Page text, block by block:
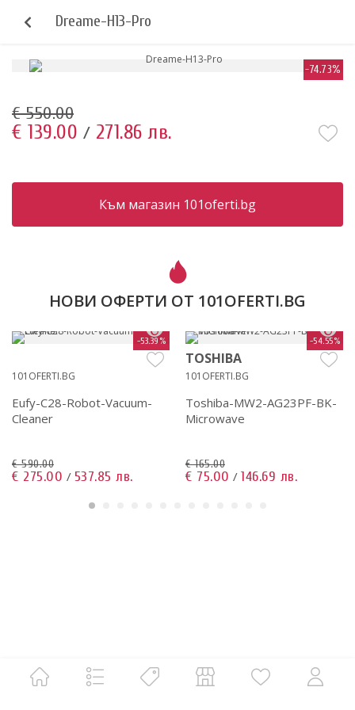
-74.73%
Dreame-H13-Pro
€ 550.00
€ 139.00 / 271.86 лв.
Към магазин 101oferti.bg
НОВИ ОФЕРТИ ОТ 101OFERTI.BG
-53.39%
101OFERTI.BG
Еufy-C28-Robot-Vacuum-
Cleaner
€ 590.00
€ 275.00 / 537.85 лв.
-54.55%
TOSHIBA
101OFERTI.BG
Toshiba-MW2-AG23PF-BK-
Microwave
€ 165.00
€ 75.00 / 146.69 лв.